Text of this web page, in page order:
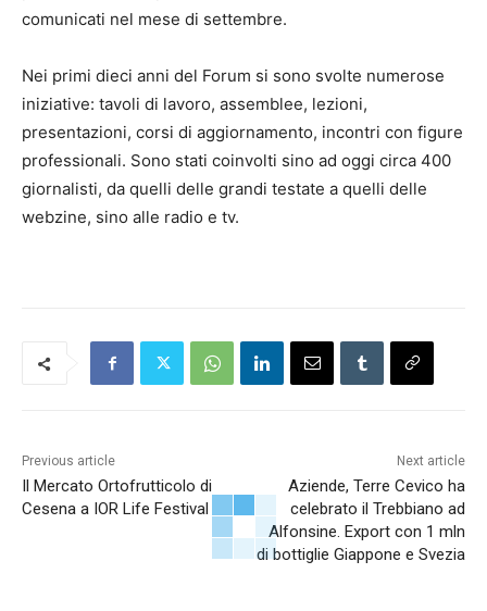
comunicati nel mese di settembre.
Nei primi dieci anni del Forum si sono svolte numerose
iniziative: tavoli di lavoro, assemblee, lezioni,
presentazioni, corsi di aggiornamento, incontri con figure
professionali. Sono stati coinvolti sino ad oggi circa 400
giornalisti, da quelli delle grandi testate a quelli delle
webzine, sino alle radio e tv.
Previous article
Il Mercato Ortofrutticolo di
Cesena a IOR Life Festival
Next article
Aziende, Terre Cevico ha
celebrato il Trebbiano ad
Alfonsine. Export con 1 mln
di bottiglie Giappone e Svezia